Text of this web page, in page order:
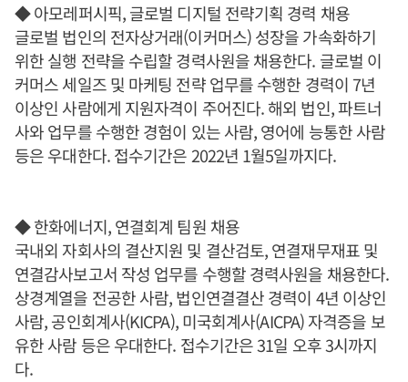
◆ 아모레퍼시픽, 글로벌 디지털 전략기획 경력 채용
글로벌 법인의 전자상거래(이커머스) 성장을 가속화하기
위한 실행 전략을 수립할 경력사원을 채용한다. 글로벌 이
커머스 세일즈 및 마케팅 전략 업무를 수행한 경력이 7년
이상인 사람에게 지원자격이 주어진다. 해외 법인, 파트너
사와 업무를 수행한 경험이 있는 사람, 영어에 능통한 사람
등은 우대한다. 접수기간은 2022년 1월5일까지다.
◆ 한화에너지, 연결회계 팀원 채용
국내외 자회사의 결산지원 및 결산검토, 연결재무재표 및
연결감사보고서 작성 업무를 수행할 경력사원을 채용한다.
상경계열을 전공한 사람, 법인연결결산 경력이 4년 이상인
사람, 공인회계사(KICPA), 미국회계사(AICPA) 자격증을 보
유한 사람 등은 우대한다. 접수기간은 31일 오후 3시까지
다.